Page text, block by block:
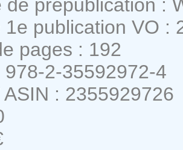
de prépublication :
1e publication VO :
pages : 192
978-2-35592972-4
ASIN : 2355929726